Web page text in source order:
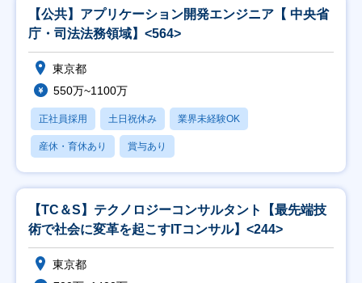
【公共】アプリケーション開発エンジニア【 中央省
庁・司法法務領域】<564>
東京都
550万~1100万
正社員採用 土日祝休み 業界未経験OK
産休・育休あり 賞与あり
【TC＆S】テクノロジーコンサルタント【最先端技
術で社会に変革を起こすITコンサル】<244>
東京都